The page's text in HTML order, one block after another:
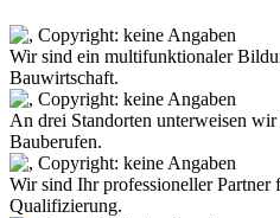
Wir sind ein multifunktionaler
Bauwirtschaft.
An drei Standorten unterweisen
Bauberufen.
Wir sind Ihr professioneller Partner
Qualifizierung.